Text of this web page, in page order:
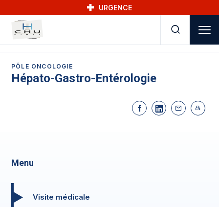
URGENCE
PÔLE ONCOLOGIE
Hépato-Gastro-Entérologie
Menu
Visite médicale